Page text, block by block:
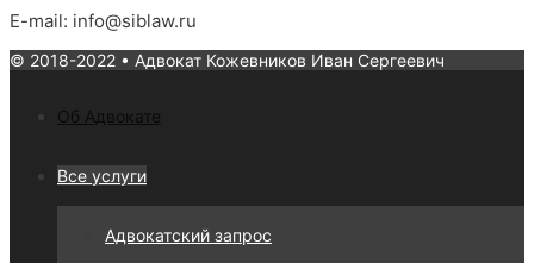
E-mail: info@siblaw.ru
© 2018-2022 • Адвокат Кожевников Иван Сергеевич
Об Адвокате
Все услуги
Адвокатский запрос